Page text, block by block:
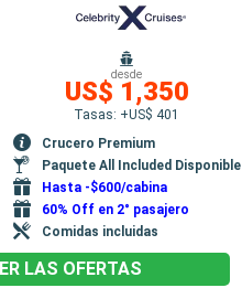
desde
US$ 1,350
Tasas: +US$ 401
Crucero Premium
Paquete All Included Disponible
Hasta -$600/cabina
60% Off en 2° pasajero
Comidas incluidas
LAS OFERTAS